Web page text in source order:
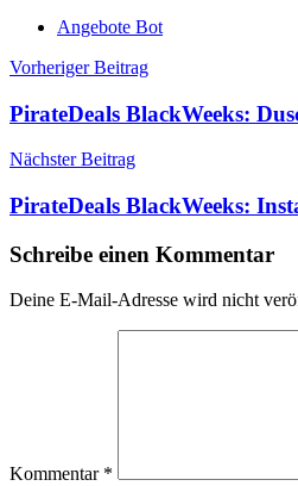
Angebote Bot
Beitragsnavigation
Vorheriger Beitrag
PirateDeals BlackWeeks:
Nächster Beitrag
PirateDeals BlackWeeks:
Schreibe einen Kommentar
Deine E-Mail-Adresse wird nicht
Kommentar *